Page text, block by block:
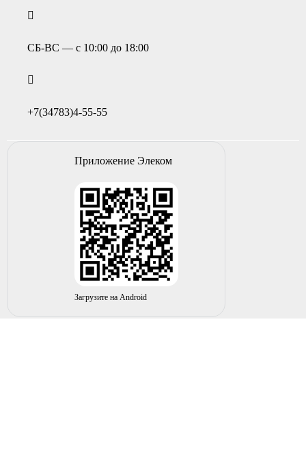
СБ-ВС — с 10:00 до 18:00
+7(34783)4-55-55
Приложение Элеком
Загрузите на Android